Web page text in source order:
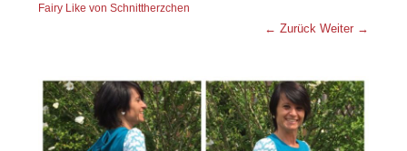
Fairy Like von Schnittherzchen
← Zurück Weiter →